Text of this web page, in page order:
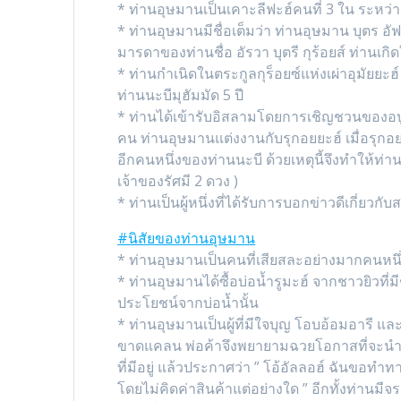
* ท่านอุษมานเป็นเคาะลีฟะฮ์คนที่ 3 ใน ระหว่
* ท่านอุษมานมีชื่อเต็มว่า ท่านอุษมาน บุตร อั
มารดาของท่านชื่อ อัรวา บุตรี กุร้อยส์ ท่านเกิ
* ท่านกำเนิดในตระกูลกุร็อยซ์แห่งเผ่าอุมัยย
ท่านนะบีมุฮัมมัด 5 ปี
* ท่านได้เข้ารับอิสลามโดยการเชิญชวนของ
คน ท่านอุษมานแต่งงานกับรุกอยยะฮ์ เมื่อรุก
อีกคนหนึ่งของท่านนะบี ด้วยเหตุนี้จึงทำให้ท่
เจ้าของรัศมี 2 ดวง )
* ท่านเป็นผู้หนึ่งที่ได้รับการบอกข่าวดีเกี่ยวกั
#นิสัยของท่านอุษมาน
* ท่านอุษมานเป็นคนที่เสียสละอย่างมากคนห
* ท่านอุษมานได้ซื้อบ่อน้ำรูมะฮ์ จากชาวยิวที่
ประโยชน์จากบ่อน้ำนั้น
* ท่านอุษมานเป็นผู้ที่มีใจบุญ โอบอ้อมอารี แล
ขาดแคลน พ่อค้าจึงพยายามฉวยโอกาสที่จะ
ที่มีอยู่ แล้วประกาศว่า ” โอ้อัลลอฮ์ ฉันขอทำ
โดยไม่คิดค่าสินค้าแต่อย่างใด ” อีกทั้งท่านมี